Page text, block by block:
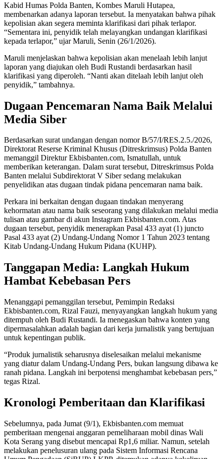
Kabid Humas Polda Banten, Kombes Maruli Hutapea,
membenarkan adanya laporan tersebut. Ia menyatakan bahwa pihak
kepolisian akan segera meminta klarifikasi dari pihak terlapor.
“Sementara ini, penyidik telah melayangkan undangan klarifikasi
kepada terlapor,” ujar Maruli, Senin (26/1/2026).
Maruli menjelaskan bahwa kepolisian akan menelaah lebih lanjut
laporan yang diajukan oleh Budi Rustandi berdasarkan hasil
klarifikasi yang diperoleh. “Nanti akan ditelaah lebih lanjut oleh
penyidik,” tambahnya.
Dugaan Pencemaran Nama Baik Melalui
Media Siber
Berdasarkan surat undangan dengan nomor B/57/I/RES.2.5./2026,
Direktorat Reserse Kriminal Khusus (Ditreskrimsus) Polda Banten
memanggil Direktur Ekbisbanten.com, Ismatullah, untuk
memberikan keterangan. Dalam surat tersebut, Ditreskrimsus Polda
Banten melalui Subdirektorat V Siber sedang melakukan
penyelidikan atas dugaan tindak pidana pencemaran nama baik.
Perkara ini berkaitan dengan dugaan tindakan menyerang
kehormatan atau nama baik seseorang yang dilakukan melalui media
tulisan atau gambar di akun Instagram Ekbisbanten.com. Atas
dugaan tersebut, penyidik menerapkan Pasal 433 ayat (1) juncto
Pasal 433 ayat (2) Undang-Undang Nomor 1 Tahun 2023 tentang
Kitab Undang-Undang Hukum Pidana (KUHP).
Tanggapan Media: Langkah Hukum
Hambat Kebebasan Pers
Menanggapi pemanggilan tersebut, Pemimpin Redaksi
Ekbisbanten.com, Rizal Fauzi, menyayangkan langkah hukum yang
ditempuh oleh Budi Rustandi. Ia menegaskan bahwa konten yang
dipermasalahkan adalah bagian dari kerja jurnalistik yang bertujuan
untuk kepentingan publik.
“Produk jurnalistik seharusnya diselesaikan melalui mekanisme
yang diatur dalam Undang-Undang Pers, bukan langsung dibawa ke
ranah pidana. Langkah ini berpotensi menghambat kebebasan pers,”
tegas Rizal.
Kronologi Pemberitaan dan Klarifikasi
Sebelumnya, pada Jumat (9/1), Ekbisbanten.com memuat
pemberitaan mengenai anggaran pemeliharaan mobil dinas Wali
Kota Serang yang disebut mencapai Rp1,6 miliar. Namun, setelah
melakukan penelusuran ulang pada Sistem Informasi Rencana